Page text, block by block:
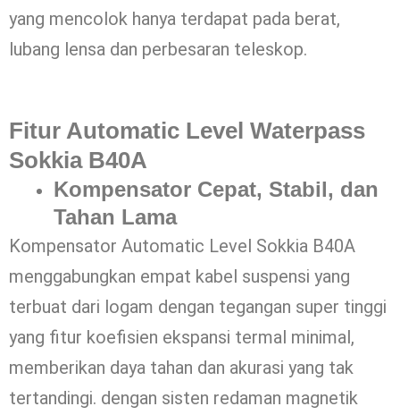
yang mencolok hanya terdapat pada berat,
lubang lensa dan perbesaran teleskop.
Fitur Automatic Level Waterpass
Sokkia B40A
Kompensator Cepat, Stabil, dan
Tahan Lama
Kompensator Automatic Level Sokkia B40A
menggabungkan empat kabel suspensi yang
terbuat dari logam dengan tegangan super tinggi
yang fitur koefisien ekspansi termal minimal,
memberikan daya tahan dan akurasi yang tak
tertandingi. dengan sisten redaman magnetik